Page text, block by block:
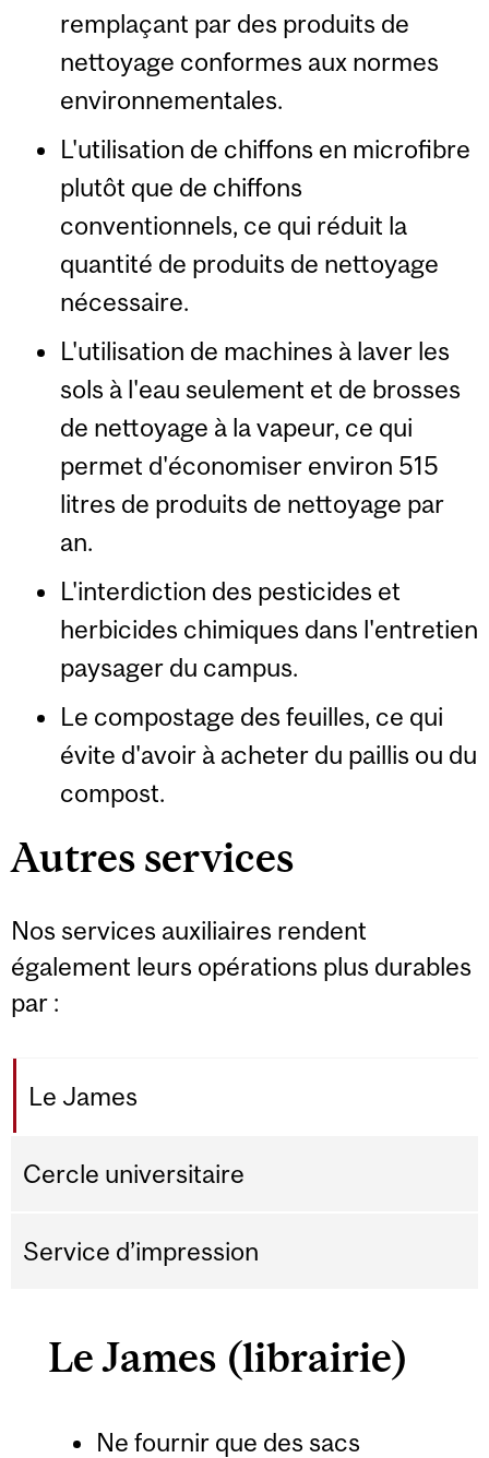
remplaçant par des produits de
nettoyage conformes aux normes
environnementales.
L'utilisation de chiffons en microfibre
plutôt que de chiffons
conventionnels, ce qui réduit la
quantité de produits de nettoyage
nécessaire.
L'utilisation de machines à laver les
sols à l'eau seulement et de brosses
de nettoyage à la vapeur, ce qui
permet d'économiser environ 515
litres de produits de nettoyage par
an.
L'interdiction des pesticides et
herbicides chimiques dans l'entretien
paysager du campus.
Le compostage des feuilles, ce qui
évite d'avoir à acheter du paillis ou du
compost.
Autres services
Nos services auxiliaires rendent
également leurs opérations plus durables
par :
Le James
Cercle universitaire
Service d’impression
Le James (librairie)
Ne fournir que des sacs